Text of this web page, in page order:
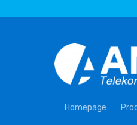
Homepage